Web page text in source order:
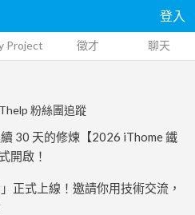
登入
Project 徵才 聊天
粉絲團追蹤
30 天的修煉【2026 iThome 鐵
開啟！
正式上線！邀請你用技術交流，